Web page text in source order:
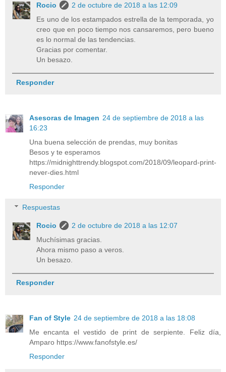
Rocio
2 de octubre de 2018 a las 12:09
Es uno de los estampados estrella de la temporada, yo
creo que en poco tiempo nos cansaremos, pero bueno
es lo normal de las tendencias.
Gracias por comentar.
Un besazo.
Responder
Asesoras de Imagen 24 de septiembre de 2018 a las
16:23
Una buena selección de prendas, muy bonitas
Besos y te esperamos
https://midnighttrendy.blogspot.com/2018/09/leopard-print-
never-dies.html
Responder
Respuestas
Rocio
2 de octubre de 2018 a las 12:07
Muchísimas gracias.
Ahora mismo paso a veros.
Un besazo.
Responder
Fan of Style 24 de septiembre de 2018 a las 18:08
Me encanta el vestido de print de serpiente. Feliz día,
Amparo https://www.fanofstyle.es/
Responder